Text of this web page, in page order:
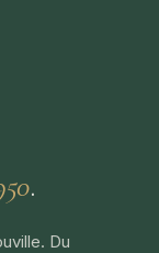
.
Du